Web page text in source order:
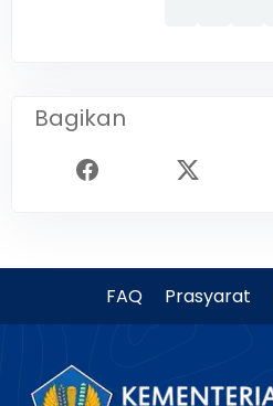
Bagikan
FAQ Prasyarat